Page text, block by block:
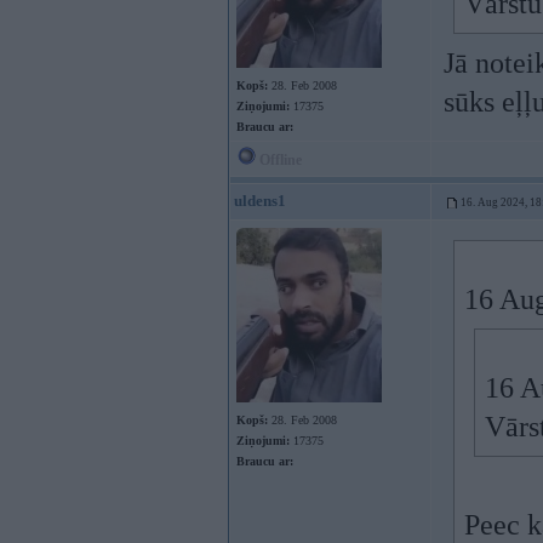
Kopš: 28. Feb 2008
Ziņojumi: 17375
Braucu ar:
Jā
sūks
uldens1 16. Aug 2024,
Kopš: 28. Feb 2008
Ziņojumi: 17375
Braucu ar:
16
16
Peec